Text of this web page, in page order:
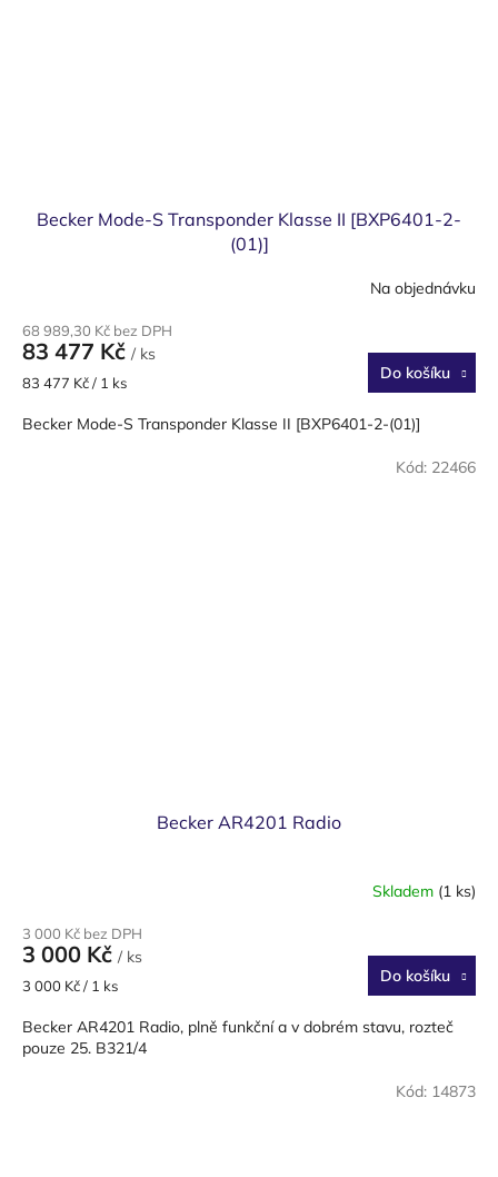
Becker Mode-S Transponder Klasse II [BXP6401-2-
(01)]
Na objednávku
68 989,30 Kč bez DPH
83 477 Kč / ks
Měrná
83 477 Kč / 1 ks Do košíku
Becker Mode-S Transponder Klasse II [BXP6401-2-(01)]
Becker AR4201 Radio
Skladem (1 ks)
3 000 Kč bez DPH
3 000 Kč / ks
Měrná
3 000 Kč / 1 ks Do košíku
Becker AR4201 Radio, plně funkční a v dobrém stavu, rozteč
pouze 25. B321/4
Kód: 22466
Kód: 14873